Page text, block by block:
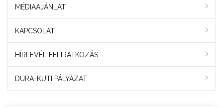
MÉDIAAJÁNLAT
KAPCSOLAT
HÍRLEVÉL FELIRATKOZÁS
DURA-KUTI PÁLYÁZAT